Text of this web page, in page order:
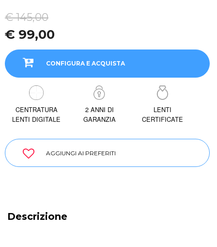
€ 145,00
€ 99,00
CONFIGURA E ACQUISTA
CENTRATURA
LENTI DIGITALE
2 ANNI DI
GARANZIA
LENTI
CERTIFICATE
AGGIUNGI AI PREFERITI
Descrizione